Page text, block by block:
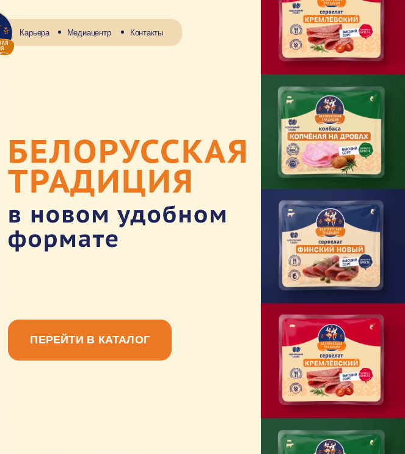
Контакты
Медиацентр